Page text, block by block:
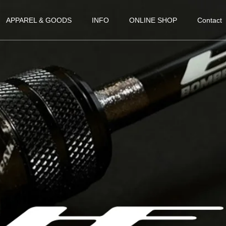
APPAREL & GOODS INFO ONLINE SHOP Contact